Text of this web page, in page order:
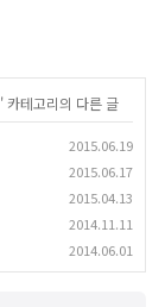
' 카테고리의 다른 글
2015.06.19
2015.06.17
2015.04.13
2014.11.11
2014.06.01